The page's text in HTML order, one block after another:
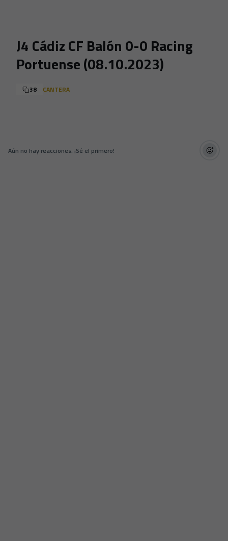
J4 Cádiz CF Balón 0-0 Racing
Portuense (08.10.2023)
38 CANTERA
Aún no hay reacciones. ¡Sé el primero!